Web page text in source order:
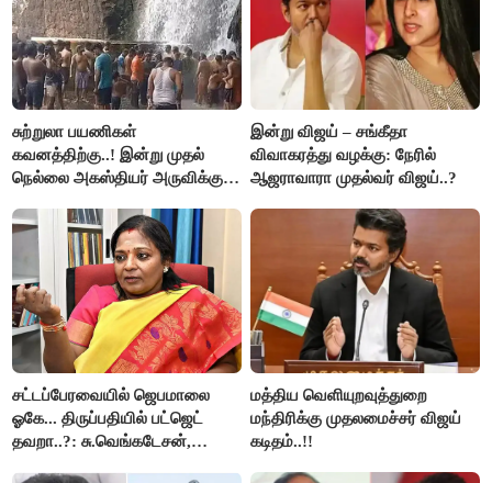
சுற்றுலா பயணிகள்
கவனத்திற்கு..! இன்று முதல்
நெல்லை அகஸ்தியர் அருவிக்கு
இன்று விஜய் – சங்கீதா
விவாகரத்து வழக்கு: நேரில்
ஆஜராவாரா முதல்வர் விஜய்..?
சட்டப்பேரவையில் ஜெபமாலை
ஓகே... திருப்பதியில் பட்ஜெட்
தவறா..?: சு.வெங்கடேசன்,
மத்திய வெளியுறவுத்துறை
மந்திரிக்கு முதலமைச்சர் விஜய்
கடிதம்..!!